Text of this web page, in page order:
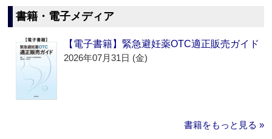
書籍・電子メディア
【電子書籍】緊急避妊薬OTC適正販売ガイド
2026年07月31日 (金)
書籍をもっと見る »